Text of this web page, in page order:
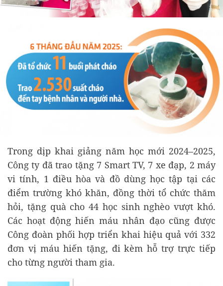
Trong dịp khai giảng năm học mới 2024–2025,
Công ty đã trao tặng 7 Smart TV, 7 xe đạp, 2 máy
vi tính, 1 điều hòa và đồ dùng học tập tại các
điểm trường khó khăn, đồng thời tổ chức thăm
hỏi, tặng quà cho 44 học sinh nghèo vượt khó.
Các hoạt động hiến máu nhân đạo cũng được
Công đoàn phối hợp triển khai hiệu quả với 332
đơn vị máu hiến tặng, đi kèm hỗ trợ trực tiếp
cho từng người tham gia.